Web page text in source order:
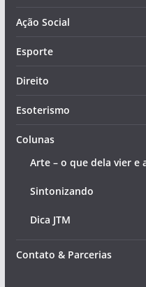
Ação Social
Esporte
Direito
Esoterismo
Colunas
Arte – o que dela vier e
Sintonizando
Dica JTM
Contato & Parcerias